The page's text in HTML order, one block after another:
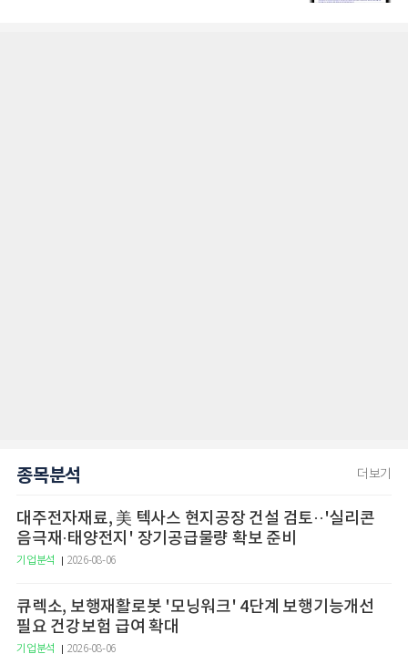
종목분석 더보기
대주전자재료, 美 텍사스 현지공장 건설 검토··'실리콘
음극재·태양전지' 장기공급물량 확보 준비
기업분석 2026-08-06
큐렉소, 보행재활로봇 '모닝워크' 4단계 보행기능개선
필요 건강보험 급여 확대
기업분석 2026-08-06